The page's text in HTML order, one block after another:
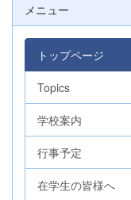
メニュー
トップページ
Topics
学校案内
行事予定
在学生の皆様へ